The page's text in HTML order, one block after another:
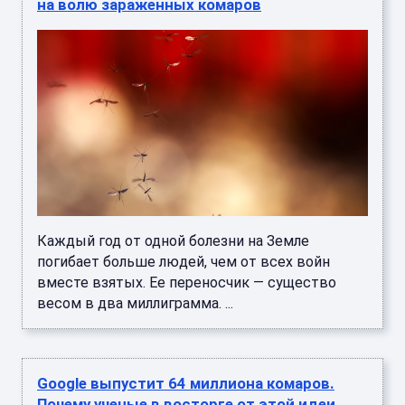
на волю зараженных комаров
Каждый год от одной болезни на Земле
погибает больше людей, чем от всех войн
вместе взятых. Ее переносчик — существо
весом в два миллиграмма. ...
Google выпустит 64 миллиона комаров.